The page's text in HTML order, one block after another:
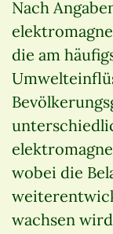
Nach
die am
wobei die
wachsen